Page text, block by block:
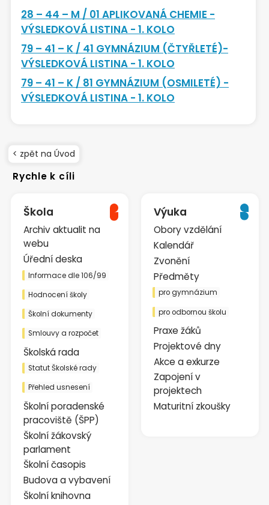
28 – 44 – M / 01 APLIKOVANÁ CHEMIE -
VÝSLEDKOVÁ LISTINA - 1. KOLO
79 – 41 – K / 41 GYMNÁZIUM (ČTYŘLETÉ)-
VÝSLEDKOVÁ LISTINA - 1. KOLO
79 – 41 – K / 81 GYMNÁZIUM (OSMILETÉ) -
VÝSLEDKOVÁ LISTINA - 1. KOLO
< zpět na Úvod
Rychle k cíli
Škola
Archiv aktualit na
webu
Úřední deska
Informace dle 106/99
Hodnocení školy
Školní dokumenty
Smlouvy a rozpočet
Školská rada
Statut Školské rady
Přehled usnesení
Školní poradenské
pracoviště (ŠPP)
Školní žákovský
parlament
Školní časopis
Budova a vybavení
Školní knihovna
Výuka
Obory vzdělání
Kalendář
Zvonění
Předměty
pro gymnázium
pro odbornou školu
Praxe žáků
Projektové dny
Akce a exkurze
Zapojení v
projektech
Maturitní zkoušky